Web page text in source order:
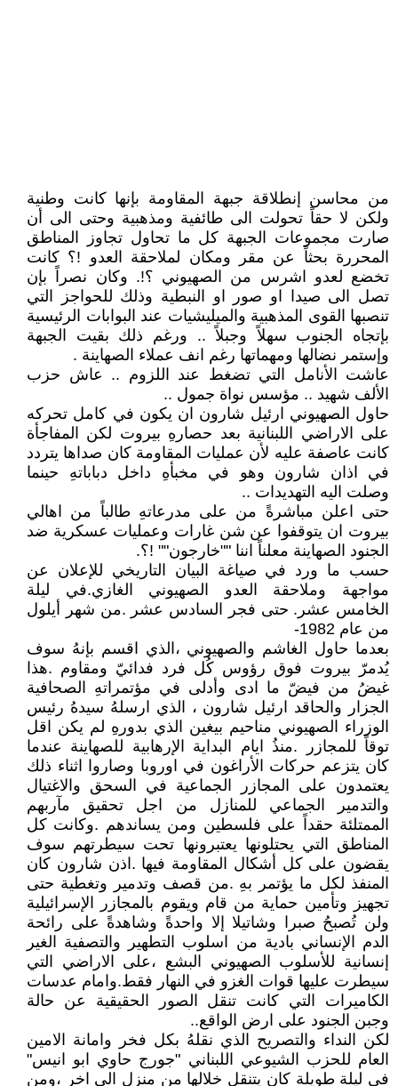
من محاسن إنطلاقة جبهة المقاومة بإنها كانت وطنية
ولكن لا حقاً تحولت الى طائفية ومذهبية وحتى الى أن
صارت مجموعات الجبهة كل ما تحاول تجاوز المناطق
المحررة بحثاً عن مقر ومكان لملاحقة العدو !؟ كانت
تخضع لعدو اشرس من الصهيوني ؟!. وكان نصراً بإن
تصل الى صيدا او صور او النبطية وذلك للحواجز التي
تنصبها القوى المذهبية والميليشيات عند البوابات الرئيسية
بإتجاه الجنوب سهلاً وجبلاً .. ورغم ذلك بقيت الجبهة
وإستمر نضالها ومهماتها رغم انف عملاء الصهاينة .
عاشت الأنامل التي تضغط عند اللزوم .. عاش حزب
الألف شهيد .. مؤسس نواة جمول ..
حاول الصهيوني ارئيل شارون ان يكون في كامل تحركه
على الاراضي اللبنانية بعد حصارهِ بيروت لكن المفاجأة
كانت عاصفة عليه لأن عمليات المقاومة كان صداها يتردد
في اذان شارون وهو في مخبأهِ داخل دباباتهِ حينما
وصلت اليه التهديدات ..
حتى اعلن مباشرةً من على مدرعاتهِ طالباً من اهالي
بيروت ان يتوقفوا عن شن غارات وعمليات عسكرية ضد
الجنود الصهاينة معلناً اننا ""خارجون"" !؟.
حسب ما ورد في صياغة البيان التاريخي للإعلان عن
مواجهة وملاحقة العدو الصهيوني الغازي.في ليلة
الخامس عشر. حتى فجر السادس عشر .من شهر أيلول
من عام 1982-
بعدما حاول الغاشم والصهيوني ،الذي اقسم بإنهُ سوف
يُدمرّ بيروت فوق رؤوس كُل فرد فدائيّ ومقاوم .هذا
غيضُ من فيضّ ما ادى وأدلى في مؤتمراتهِ الصحافية
الجزار والحاقد ارئيل شارون ، الذي ارسلهُ سيدهُ رئيس
الوزراء الصهيوني مناحيم بيغين الذي بدورهِ لم يكن اقل
توقاً للمجازر .منذُ ايام البداية الإرهابية للصهاينة عندما
كان يتزعم حركات الأراغون في اوروبا وصاروا اثناء ذلك
يعتمدون على المجازر الجماعية في السحق والاغتيال
والتدمير الجماعي للمنازل من اجل تحقيق مآربهم
الممتلئة حقداً على فلسطين ومن يساندهم .وكانت كل
المناطق التي يحتلونها يعتبرونها تحت سيطرتهم سوف
يقضون على كل أشكال المقاومة فيها .اذن شارون كان
المنفذ لكل ما يؤتمر بهِ .من قصف وتدمير وتغطية حتى
تجهيز وتأمين حماية من قام ويقوم بالمجازر الإسرائيلية
ولن تُصبحُ صبرا وشاتيلا إلا واحدةً وشاهدةً على رائحة
الدم الإنساني بادية من اسلوب التطهير والتصفية الغير
إنسانية للأسلوب الصهيوني البشع ،على الاراضي التي
سيطرت عليها قوات الغزو في النهار فقط.وامام عدسات
الكاميرات التي كانت تنقل الصور الحقيقية عن حالة
وجبن الجنود على ارض الواقع..
لكن النداء والتصريح الذي نقلهُ بكل فخر وامانة الامين
العام للحزب الشيوعي اللبناني "جورج حاوي ابو انيس"
في ليلة طويلة كان يتنقل خلالها من منزل الى اخر ،ومن